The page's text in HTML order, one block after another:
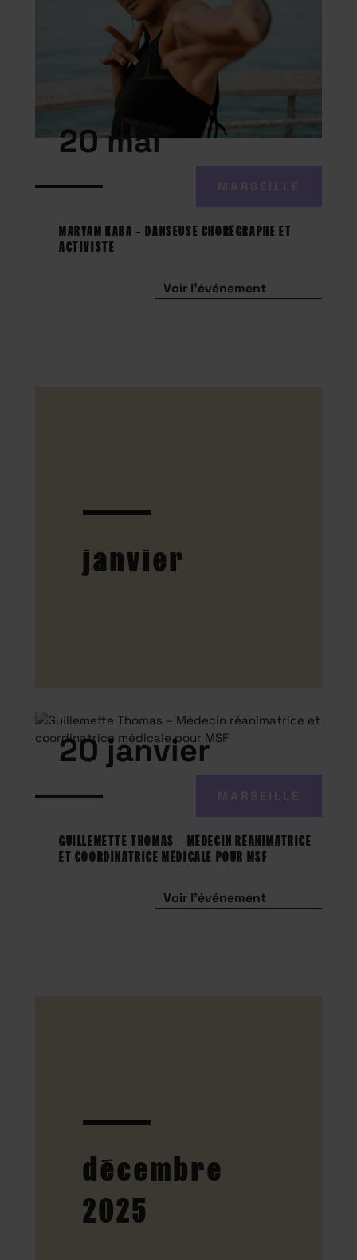
20 mai
MARYAM KABA – DANSEUSE CHORÉGRAPHE ET
ACTIVISTE
Voir l'événement
janvier
20 janvier
GUILLEMETTE THOMAS – MÉDECIN RÉANIMATRICE
ET COORDINATRICE MÉDICALE POUR MSF
Voir l'événement
décembre
2025